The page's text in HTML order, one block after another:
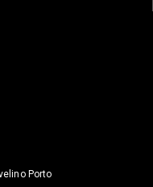
Porto